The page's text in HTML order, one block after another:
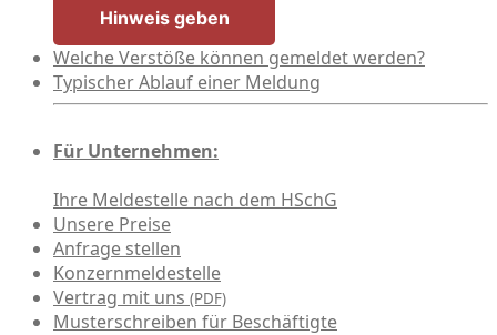
Hinweis geben
Welche Verstöße können gemeldet werden?
Typischer Ablauf einer Meldung
Für Unternehmen:
Ihre Meldestelle nach dem HSchG
Unsere Preise
Anfrage stellen
Konzernmeldestelle
Vertrag mit uns (PDF)
Musterschreiben für Beschäftigte